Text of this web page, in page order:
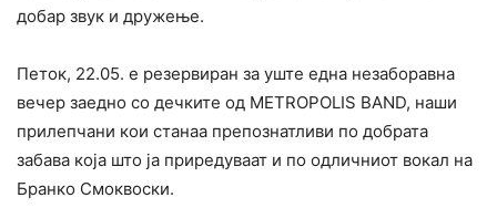
добар звук и дружење.
Петок, 22.05. е резервиран за уште една незаборавна
вечер заедно со дечките од METROPOLIS BAND, наши
прилепчани кои станаа препознатливи по добрата
забава која што ја приредуваат и по одличниот вокал на
Бранко Смоквоски.